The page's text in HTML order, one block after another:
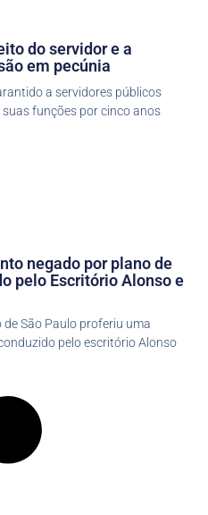
do servidor e a
em pecúnia
a servidores públicos
funções por cinco anos
negado por plano de
pelo Escritório Alonso e
São Paulo proferiu uma
pelo escritório Alonso